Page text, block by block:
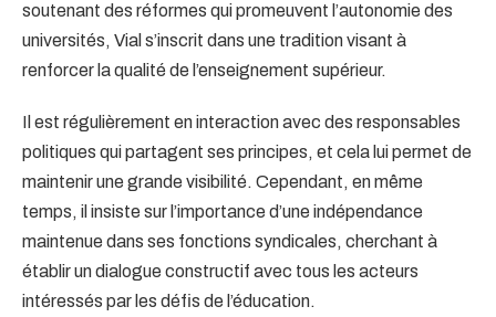
soutenant des réformes qui promeuvent l’autonomie des
universités, Vial s’inscrit dans une tradition visant à
renforcer la qualité de l’enseignement supérieur.
Il est régulièrement en interaction avec des responsables
politiques qui partagent ses principes, et cela lui permet de
maintenir une grande visibilité. Cependant, en même
temps, il insiste sur l’importance d’une indépendance
maintenue dans ses fonctions syndicales, cherchant à
établir un dialogue constructif avec tous les acteurs
intéressés par les défis de l’éducation.